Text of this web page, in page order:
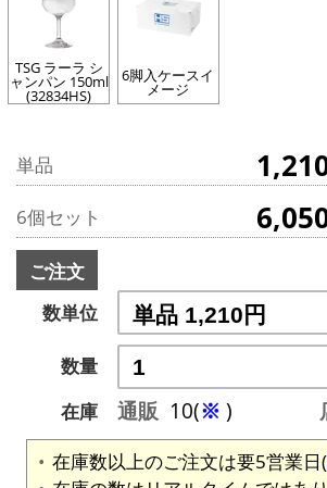
TSG ラーラ シ
ャンパン 150ml
(32834HS)
6脚入ケースイ
メージ
単品
6個セット
ご注文
数単位
数量
在庫
通販 10(※ )
在庫数以上のご注文は要5営業日(